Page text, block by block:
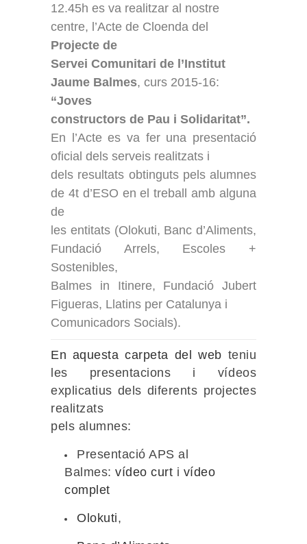
12.45h es va realitzar al nostre
centre, l’Acte de Cloenda del
Projecte de
Servei Comunitari de l’Institut
Jaume Balmes, curs 2015-16:
“Joves
constructors de Pau i Solidaritat”.
En l’Acte es va fer una presentació
oficial dels serveis realitzats i
dels resultats obtinguts pels alumnes
de 4t d’ESO en el treball amb alguna
de
les entitats (Olokuti, Banc d’Aliments,
Fundació Arrels, Escoles +
Sostenibles,
Balmes in Itinere, Fundació Jubert
Figueras, Llatins per Catalunya i
Comunicadors Socials).
En aquesta carpeta del web teniu
les presentacions i vídeos
explicatius dels diferents projectes
realitzats
pels alumnes:
Presentació APS al
Balmes: vídeo curt i vídeo
complet
Olokuti,